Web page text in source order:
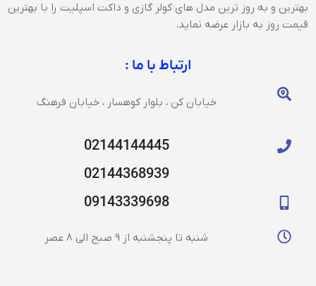
بهترین و به روز ترین مدل های کولر گازی و داکت اسپلیت را با بهترین
قیمت روز به بازار عرضه نماید.
ارتباط با ما :
خیابان کن ، بلوار کوهسار ، خیابان فرهنگ
02144144445
02144368939
09143339698
شنبه تا پنجشنبه از 9 صبح الی 8 عصر